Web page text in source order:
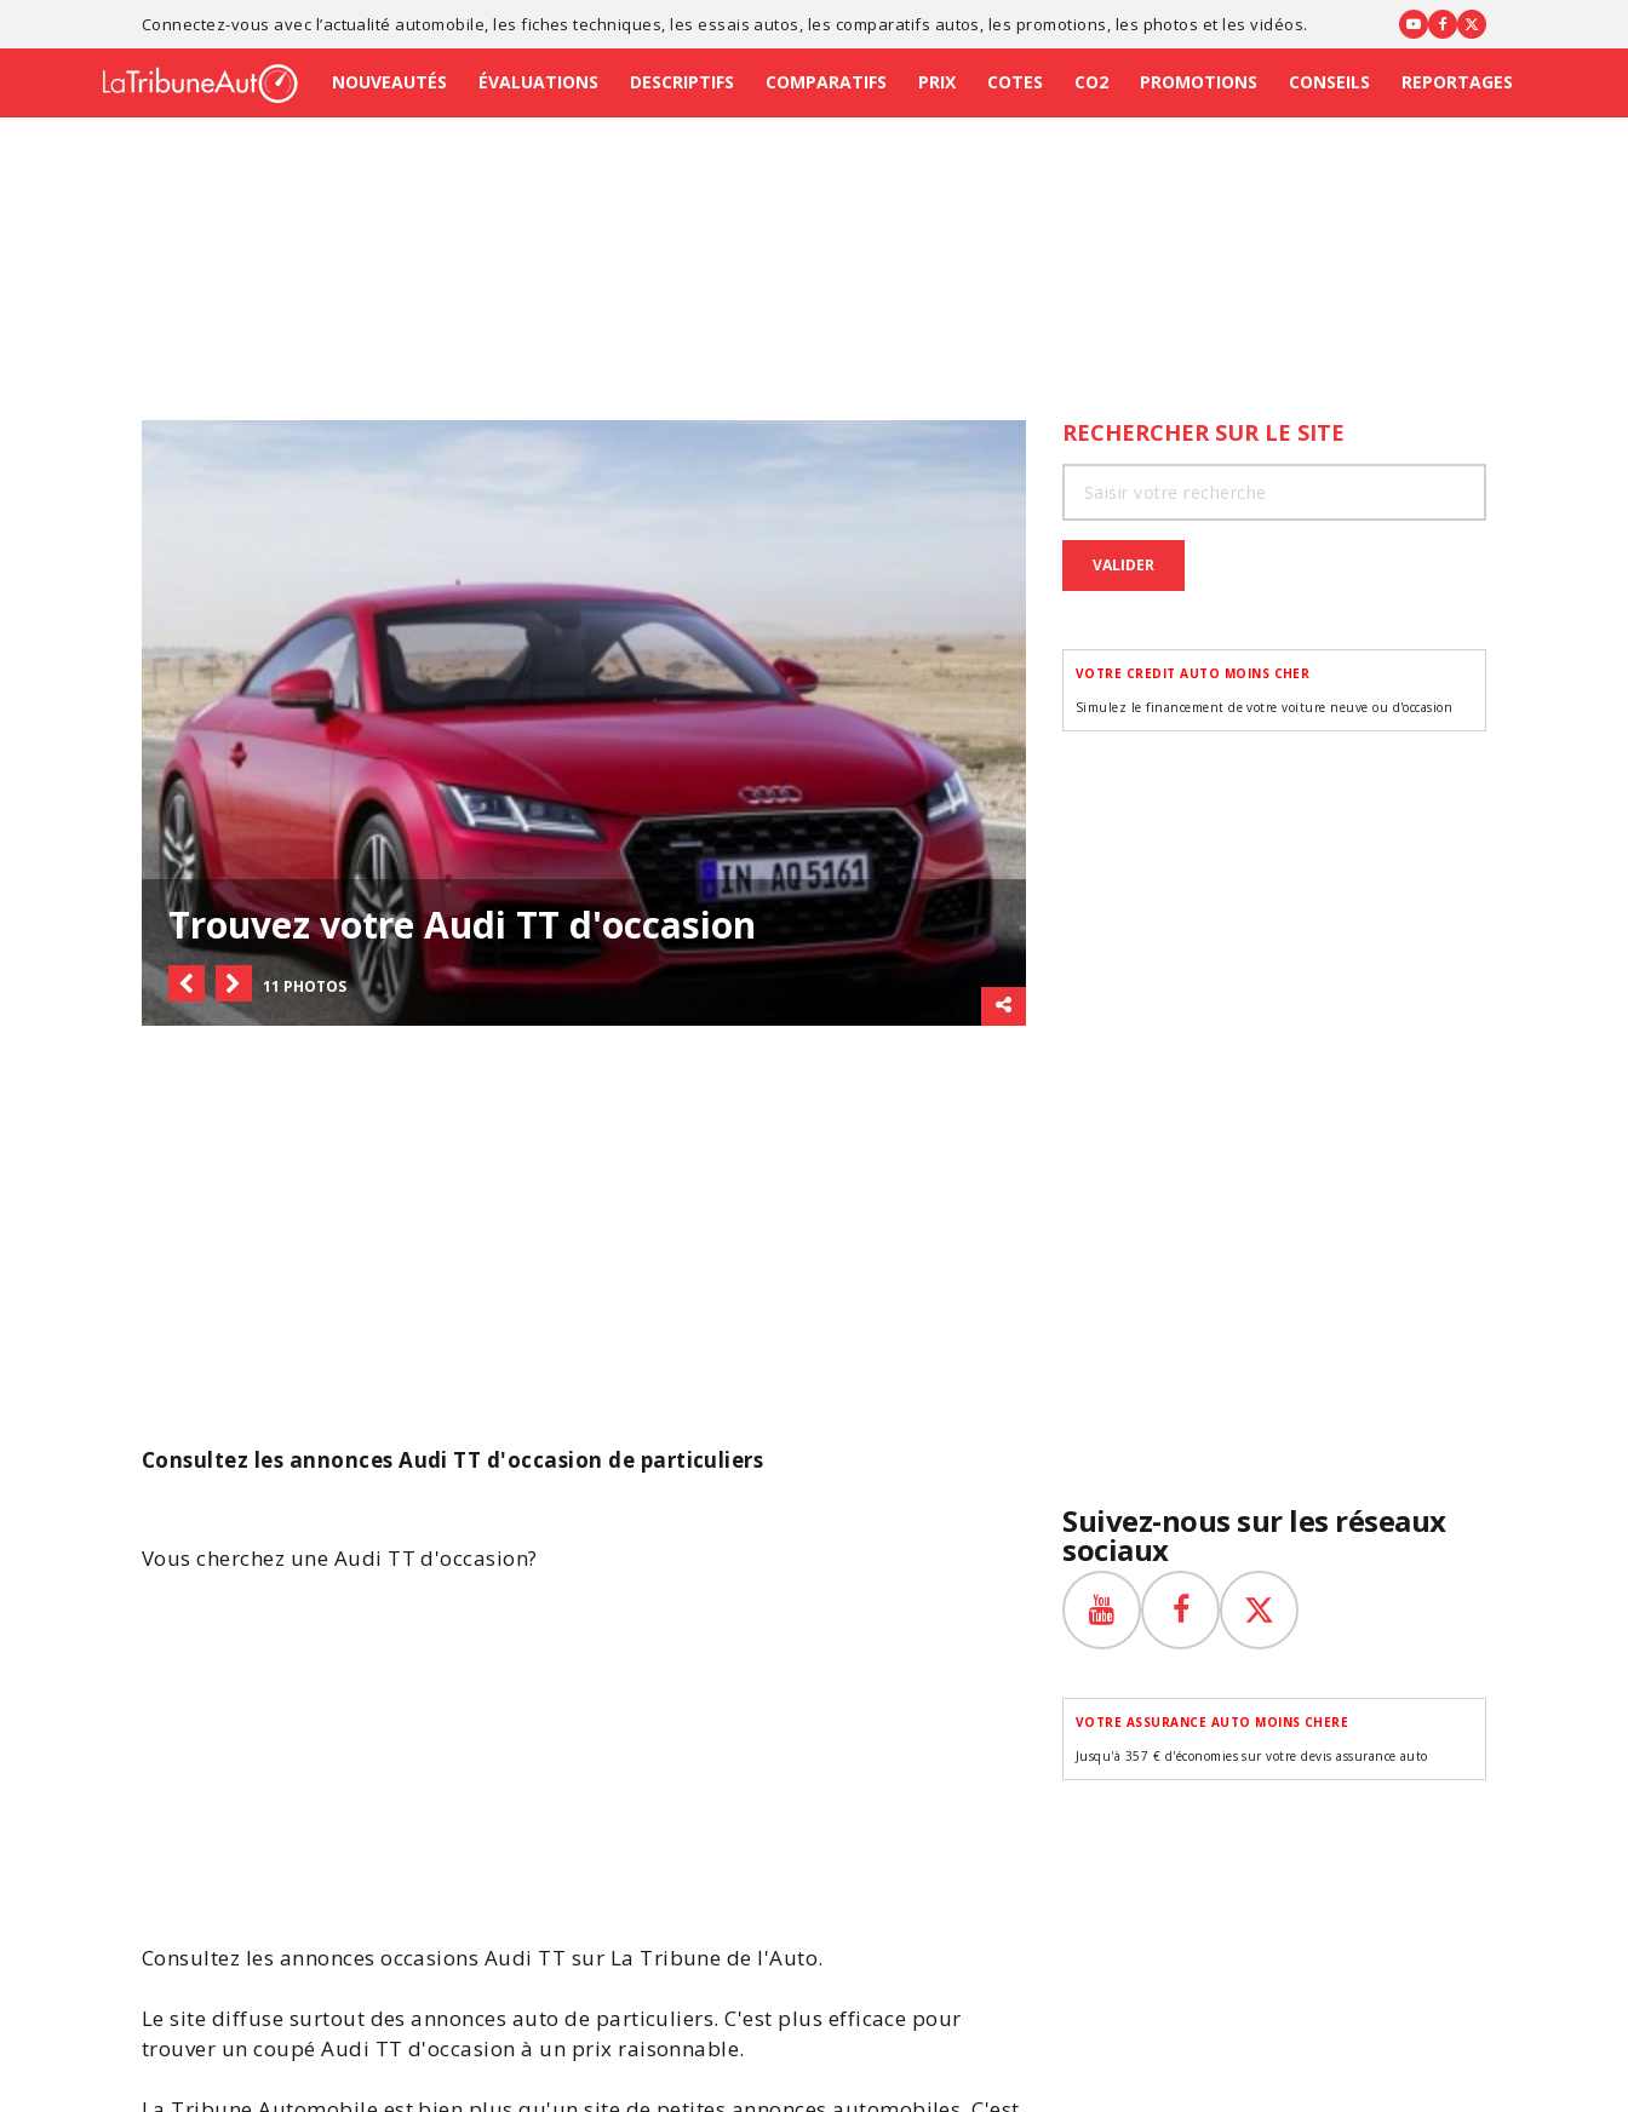
Connectez-vous avec l’actualité automobile , lesfiches techniques , lesessais autos , les comparatifs autos , les promotions , les photos et les vidéos.
NOUVEAUTÉS ÉVALUATIONS DESCRIPTIFS COMPARATIFS PRIX COTES CO2 PROMOTIONS CONSEILS REPORTAGES
Trouvez votre Audi TT d'occasion
11 PHOTOS
Consultez les annonces Audi TT d'occasion de particuliers
Vous cherchez une Audi TT d'occasion?
Consultez les annonces occasions Audi TT sur La Tribune de l'Auto.
Le site diffuse surtout des annonces auto de particuliers. C'est plus efficace pour
trouver un coupé Audi TT d'occasion à un prix raisonnable.
RECHERCHER SUR LE SITE
VALIDER
VOTRE CREDIT AUTO MOINS CHER
Simulez le financement de votre voiture neuve ou d'occasion
Suivez-nous sur les réseaux
sociaux
VOTRE ASSURANCE AUTO MOINS CHERE
Jusqu'à 357 € d'économies sur votre devis assurance auto